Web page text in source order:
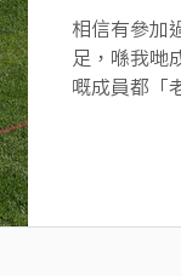
相信有參加
足，喺我哋
嘅成員都「